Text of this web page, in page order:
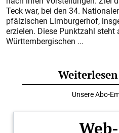
Teck war, bei den 34.
pfälzischen Limburgerhof,
erzielen. Diese Punktzahl
Württembergischen ...